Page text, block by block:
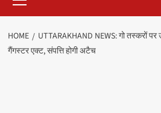
HOME
UTTARAKHAND NEWS: गो तस्करों
गैंगस्टर एक्ट, संपत्ति होगी अटैच